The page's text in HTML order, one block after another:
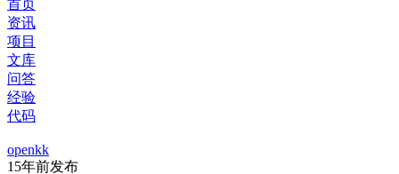
首页
资讯
项目
文库
问答
经验
代码
openkk
15年前发布